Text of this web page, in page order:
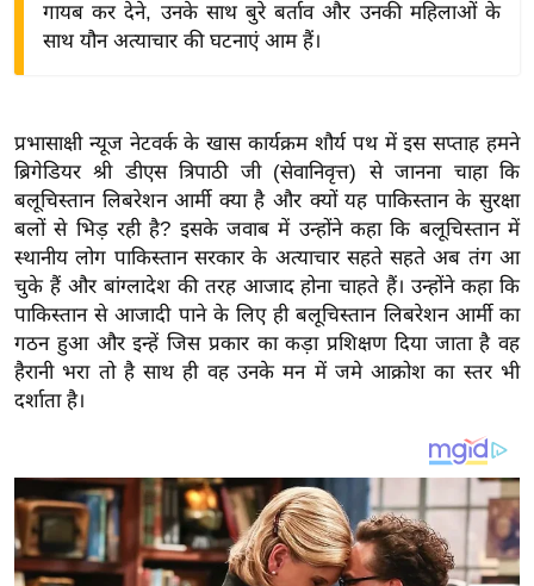
शे
ष
ज्ञ
रा
य
ब
ज
ट
खे
क्रि
के
ट
I
गायब कर देने, उनके साथ बुरे बर्ताव और उनकी महिलाओं के
साथ यौन अत्याचार की घटनाएं आम हैं।
प्रभासाक्षी न्यूज नेटवर्क के खास कार्यक्रम शौर्य पथ में इस सप्ताह हमने
ब्रिगेडियर श्री डीएस त्रिपाठी जी (सेवानिवृत्त) से जानना चाहा कि
बलूचिस्तान लिबरेशन आर्मी क्या है और क्यों यह पाकिस्तान के सुरक्षा
बलों से भिड़ रही है? इसके जवाब में उन्होंने कहा कि बलूचिस्तान में
स्थानीय लोग पाकिस्तान सरकार के अत्याचार सहते सहते अब तंग आ
चुके हैं और बांग्लादेश की तरह आजाद होना चाहते हैं। उन्होंने कहा कि
पाकिस्तान से आजादी पाने के लिए ही बलूचिस्तान लिबरेशन आर्मी का
गठन हुआ और इन्हें जिस प्रकार का कड़ा प्रशिक्षण दिया जाता है वह
हैरानी भरा तो है साथ ही वह उनके मन में जमे आक्रोश का स्तर भी
दर्शाता है।